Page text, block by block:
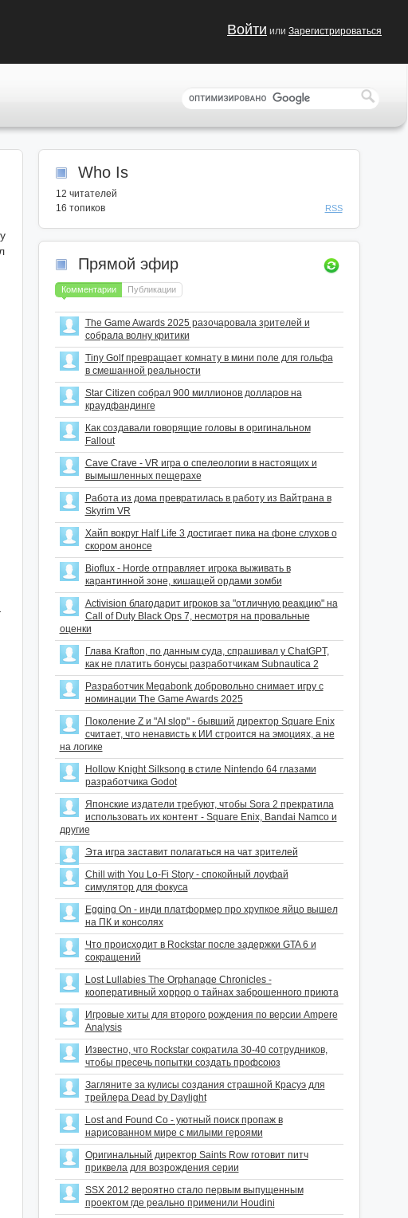
Войти или Зарегистрироваться
Who Is
12 читателей
16 топиков
RSS
Прямой эфир
Комментарии Публикации
The Game Awards 2025 разочаровала зрителей и
собрала волну критики
Tiny Golf превращает комнату в мини поле для гольфа
в смешанной реальности
Star Citizen собрал 900 миллионов долларов на
краудфандинге
Как создавали говорящие головы в оригинальном
Fallout
Cave Crave - VR игра о спелеологии в настоящих и
вымышленных пещерахе
Работа из дома превратилась в работу из Вайтрана в
Skyrim VR
Хайп вокруг Half Life 3 достигает пика на фоне слухов о
скором анонсе
Bioflux - Horde отправляет игрока выживать в
карантинной зоне, кишащей ордами зомби
Activision благодарит игроков за "отличную реакцию" на
Call of Duty Black Ops 7, несмотря на провальные
оценки
Глава Krafton, по данным суда, спрашивал у ChatGPT,
как не платить бонусы разработчикам Subnautica 2
Разработчик Megabonk добровольно снимает игру с
номинации The Game Awards 2025
Поколение Z и "AI slop" - бывший директор Square Enix
считает, что ненависть к ИИ строится на эмоциях, а не
на логике
Hollow Knight Silksong в стиле Nintendo 64 глазами
разработчика Godot
Японские издатели требуют, чтобы Sora 2 прекратила
использовать их контент - Square Enix, Bandai Namco и
другие
Эта игра заставит полагаться на чат зрителей
Chill with You Lo-Fi Story - спокойный лоуфай
симулятор для фокуса
Egging On - инди платформер про хрупкое яйцо вышел
на ПК и консолях
Что происходит в Rockstar после задержки GTA 6 и
сокращений
Lost Lullabies The Orphanage Chronicles -
кооперативный хоррор о тайнах заброшенного приюта
Игровые хиты для второго рождения по версии Ampere
Analysis
Известно, что Rockstar сократила 30-40 сотрудников,
чтобы пресечь попытки создать профсоюз
Загляните за кулисы создания страшной Красуэ для
трейлера Dead by Daylight
Lost and Found Co - уютный поиск пропаж в
нарисованном мире с милыми героями
Оригинальный директор Saints Row готовит питч
приквела для возрождения серии
SSX 2012 вероятно стало первым выпущенным
проектом где реально применили Houdini